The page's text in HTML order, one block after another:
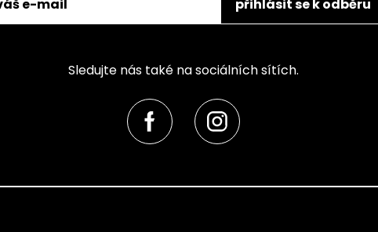
přihlásit se k odběru
Sledujte nás také na sociálních sítích.